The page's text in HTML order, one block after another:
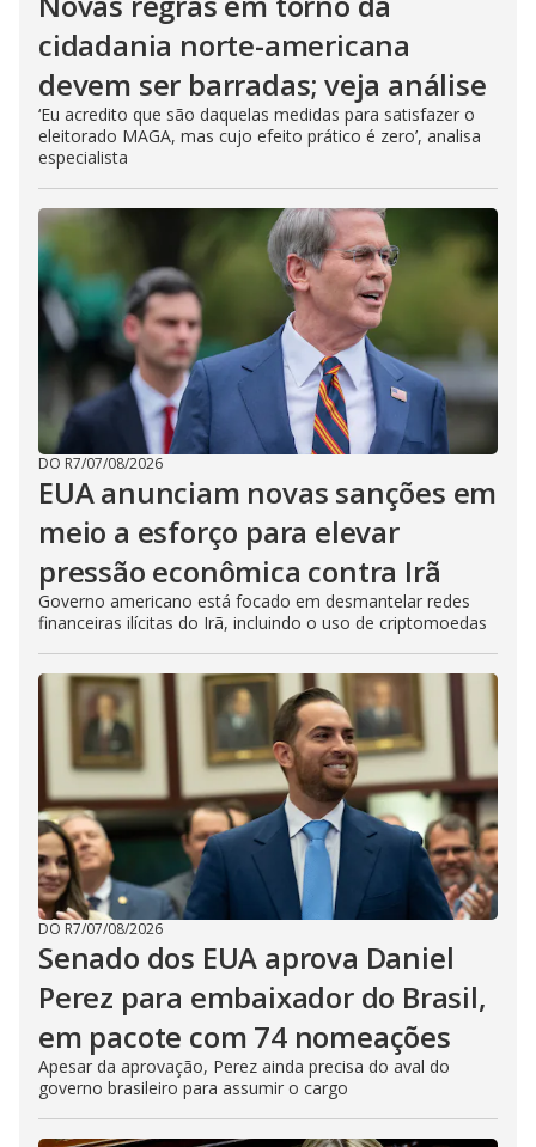
cidadania norte-americana
devem ser barradas; veja análise
‘Eu acredito que são daquelas medidas para satisfazer o
eleitorado MAGA, mas cujo efeito prático é zero’, analisa
especialista
DO R7/07/08/2026
EUA anunciam novas sanções em
meio a esforço para elevar
pressão econômica contra Irã
Governo americano está focado em desmantelar redes
financeiras ilícitas do Irã, incluindo o uso de criptomoedas
DO R7/07/08/2026
Senado dos EUA aprova Daniel
Perez para embaixador do Brasil,
em pacote com 74 nomeações
Apesar da aprovação, Perez ainda precisa do aval do
governo brasileiro para assumir o cargo